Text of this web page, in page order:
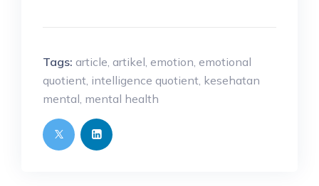
Tags: article artikel emotion emotional
quotient intelligence quotient kesehatan
mental mental health